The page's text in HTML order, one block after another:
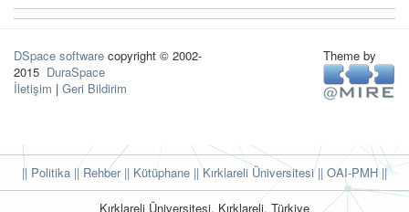
DSpace software copyright © 2002-
2015 DuraSpace
İletişim | Geri Bildirim
Theme by
|| Politika || Rehber|| Kütüphane || Kırklareli Üniversitesi || OAI-PMH ||
Kırklareli Üniversitesi, Kırklareli, Türkiye